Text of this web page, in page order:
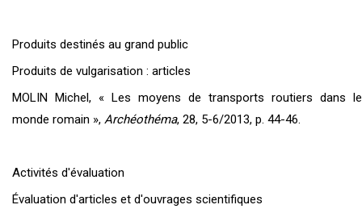
Produits destinés au grand public
Produits de vulgarisation : articles
MOLIN Michel, « Les moyens de transports routiers dans le
monde romain », Archéothéma, 28, 5-6/2013, p. 44-46.
Activités d'évaluation
Évaluation d'articles et d'ouvrages scientifiques